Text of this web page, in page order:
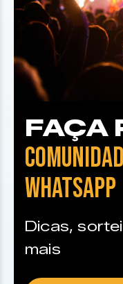
FAÇA
WHATSAPP
Dicas,
mais